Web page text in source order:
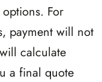
For
payment will not
calculate
a final quote